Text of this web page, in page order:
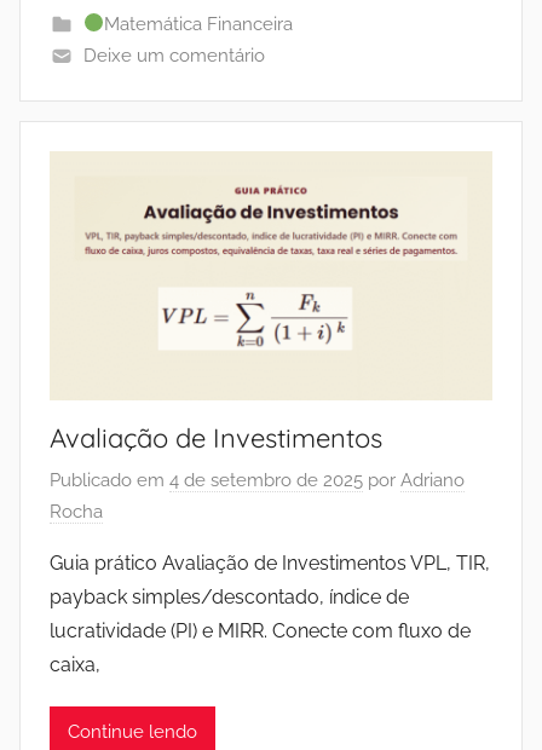
Matemática Financeira
Deixe um comentário
Avaliação de Investimentos
Publicado em 4 de setembro de 2025 por Adriano
Rocha
Guia prático Avaliação de Investimentos VPL, TIR,
payback simples/descontado, índice de
lucratividade (PI) e MIRR. Conecte com fluxo de
caixa,
Continue lendo